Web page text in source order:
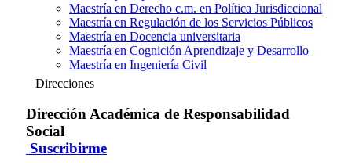
Maestría en Derecho c.m. en Política Jurisdiccional
Maestría en Regulación de los Servicios Públicos
Maestría en Docencia universitaria
Maestría en Cognición Aprendizaje y Desarrollo
Maestría en Ingeniería Civil
Direcciones
Dirección Académica de Responsabilidad
Social
Suscribirme